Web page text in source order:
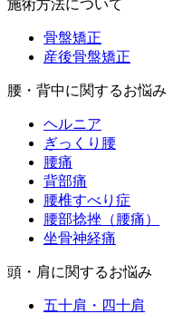
施術方法について
骨盤矯正
産後骨盤矯正
腰・背中に関するお悩み
ヘルニア
ぎっくり腰
腰痛
背部痛
腰椎すべり症
腰部捻挫（腰痛）
坐骨神経痛
頭・肩に関するお悩み
五十肩・四十肩